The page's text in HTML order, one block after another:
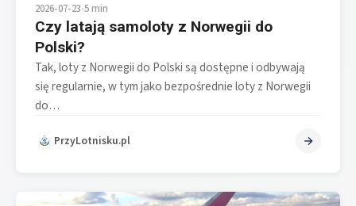
2026-07-23•5 min
Czy latają samoloty z Norwegii do
Polski?
Tak, loty z Norwegii do Polski są dostępne i odbywają
się regularnie, w tym jako bezpośrednie loty z Norwegii
do…
PrzyLotnisku.pl